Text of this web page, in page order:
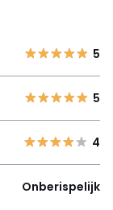
5
5
4
Onberispelijk